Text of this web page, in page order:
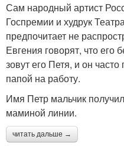
Сам народный артист
Госпремии и худрук
предпочитает не
Евгения говорят, что его
зовут его Петя, и он
папой на работу.
Имя Петр мальчик
маминой линии.
читать дальше →